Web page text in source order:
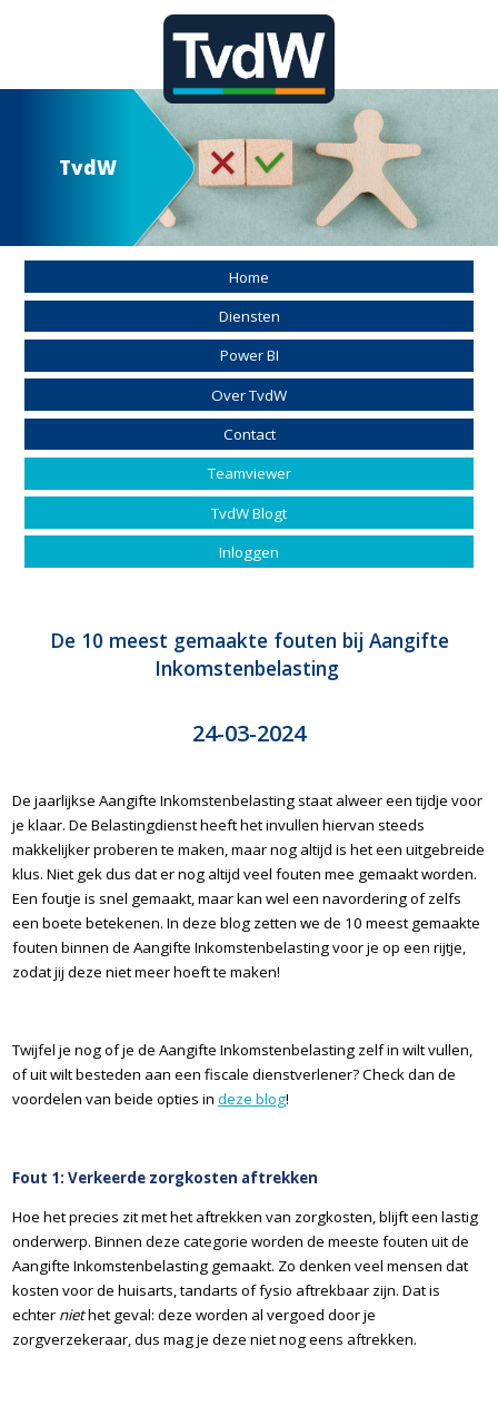
TvdW
Home
Diensten
Power BI
Over TvdW
Contact
Teamviewer
TvdW Blogt
Inloggen
De 10 meest gemaakte fouten bij Aangifte
Inkomstenbelasting
24-03-2024
De jaarlijkse Aangifte Inkomstenbelasting staat alweer een tijdje voor
je klaar. De Belastingdienst heeft het invullen hiervan steeds
makkelijker proberen te maken, maar nog altijd is het een uitgebreide
klus. Niet gek dus dat er nog altijd veel fouten mee gemaakt worden.
Een foutje is snel gemaakt, maar kan wel een navordering of zelfs
een boete betekenen. In deze blog zetten we de 10 meest gemaakte
fouten binnen de Aangifte Inkomstenbelasting voor je op een rijtje,
zodat jij deze niet meer hoeft te maken!
Twijfel je nog of je de Aangifte Inkomstenbelasting zelf in wilt vullen,
of uit wilt besteden aan een fiscale dienstverlener? Check dan de
voordelen van beide opties indeze blog!
Fout 1: Verkeerde zorgkosten aftrekken
Hoe het precies zit met het aftrekken van zorgkosten, blijft een lastig
onderwerp. Binnen deze categorie worden de meeste fouten uit de
Aangifte Inkomstenbelasting gemaakt. Zo denken veel mensen dat
kosten voor de huisarts, tandarts of fysio aftrekbaar zijn. Dat is
echter niethet geval: deze worden al vergoed door je
zorgverzekeraar, dus mag je deze niet nog eens aftrekken.